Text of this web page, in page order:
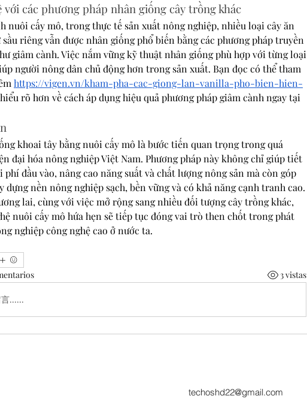
với các phương pháp nhân giống cây trồng khác
nuôi cấy mô, trong thực tế sản xuất nông nghiệp, nhiều loại cây ăn
riêng vẫn được nhân giống phổ biến bằng các phương pháp truyền
giâm cành. Việc nắm vững kỹ thuật nhân giống phù hợp với từng loại
người nông dân chủ động hơn trong sản xuất. Bạn đọc có thể tham
https://vigen.vn/kham-pha-cac-giong-lan-vanilla-pho-bien-hien-
rõ hơn về cách áp dụng hiệu quả phương pháp giâm cành ngay tại
khoai tây bằng nuôi cấy mô là bước tiến quan trọng trong quá
đại hóa nông nghiệp Việt Nam. Phương pháp này không chỉ giúp tiết
phí đầu vào, nâng cao năng suất và chất lượng nông sản mà còn góp
dựng nền nông nghiệp sạch, bền vững và có khả năng cạnh tranh cao.
lai, cùng với việc mở rộng sang nhiều đối tượng cây trồng khác,
nuôi cấy mô hứa hẹn sẽ tiếp tục đóng vai trò then chốt trong phát
nghiệp công nghệ cao ở nước ta.
3 vistas
......
techoshd22@gmail.com